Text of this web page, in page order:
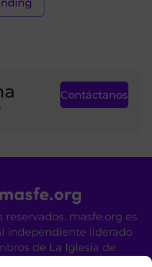
Contáctanos
reservados. masfe.org es
independiente liderado
de La Iglesia de